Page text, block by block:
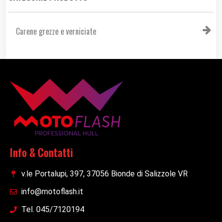
Carene grezze e verniciate
Info & Contatti
v.le Portalupi, 397, 37056 Bionde di Salizzole VR
info@motoflash.it
Tel. 045/7120194